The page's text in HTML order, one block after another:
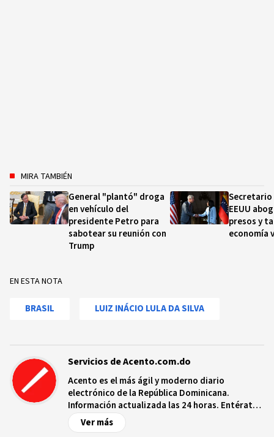
MIRA TAMBIÉN
General "plantó" droga
en vehículo del
presidente Petro para
sabotear su reunión con
Trump
Secretario
EEUU
presos y
economía
EN ESTA NOTA
BRASIL LUIZ INÁCIO LULA DA SILVA
Servicios de Acento.com.do
Acento es el más ágil y moderno diario
electrónico de la República Dominicana.
Información actualizada las 24 horas. Entérate
de las noticias y sucesos más importantes a
nivel nacional e internacional, videos y fotos
Ver más